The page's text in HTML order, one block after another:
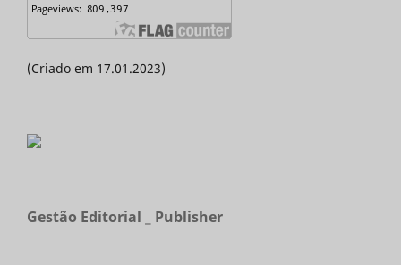
(Criado em 17.01.2023)
Gestão Editorial _ Publisher